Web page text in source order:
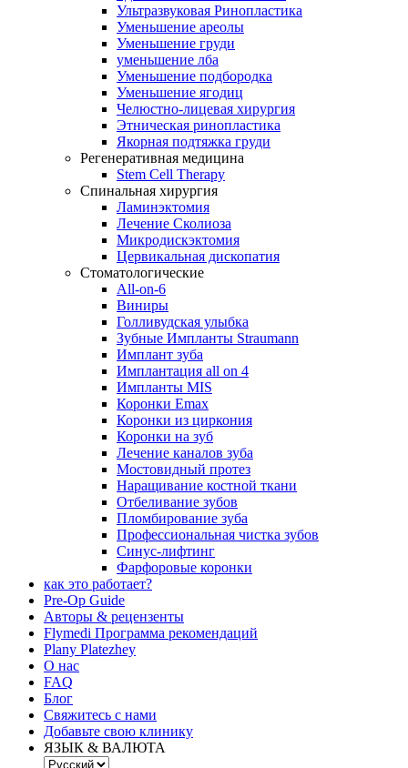
Ультразвуковая Ринопластика
Уменьшение ареолы
Уменьшение груди
уменьшение лба
Уменьшение подбородка
Уменьшение ягодиц
Челюстно-лицевая хирургия
Этническая ринопластика
Якорная подтяжка груди
Регенеративная медицина
Stem Cell Therapy
Спинальная хирургия
Ламинэктомия
Лечение Сколиоза
Микродискэктомия
Цервикальная дископатия
Стоматологические
All-on-6
Виниры
Голливудская улыбка
Зубные Импланты Straumann
Имплант зуба
Имплантация all on 4
Импланты MIS
Коронки Emax
Коронки из циркония
Коронки на зуб
Лечение каналов зуба
Мостовидный протез
Наращивание костной ткани
Отбеливание зубов
Пломбирование зуба
Профессиональная чистка зубов
Синус-лифтинг
Фарфоровые коронки
как это работает?
Pre-Op Guide
Авторы & рецензенты
Flymedi Программа рекомендаций
Plany Platezhey
О нас
FAQ
Блог
Свяжитесь с нами
Добавьте свою клинику
ЯЗЫК & ВАЛЮТА